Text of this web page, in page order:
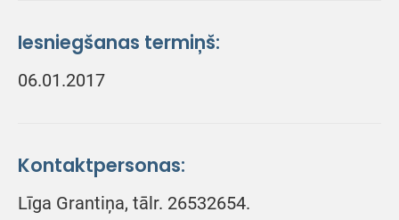
Iesniegšanas termiņš:
06.01.2017
Kontaktpersonas:
Līga Grantiņa, tālr. 26532654.